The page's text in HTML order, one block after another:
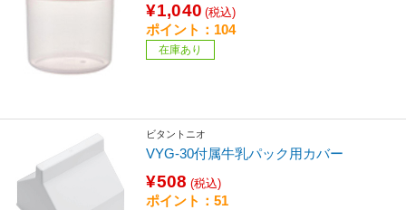
¥1,040 (税込)
ポイント：104
在庫あり
ビタントニオ
VYG-30付属牛乳パック用カバー
¥508 (税込)
ポイント：51